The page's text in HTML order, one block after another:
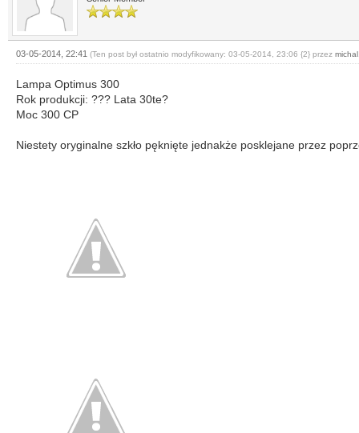
03-05-2014, 22:41 (Ten post był ostatnio modyfikowany: 03-05-2014, 23:06 {2} przez michal
Lampa Optimus 300
Rok produkcji: ??? Lata 30te?
Moc 300 CP
Niestety oryginalne szkło pęknięte jednakże posklejane przez